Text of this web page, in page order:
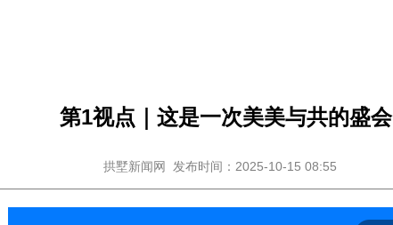
第1视点｜这是一次美美与共的盛会
拱墅新闻网 发布时间：2025-10-15 08:55